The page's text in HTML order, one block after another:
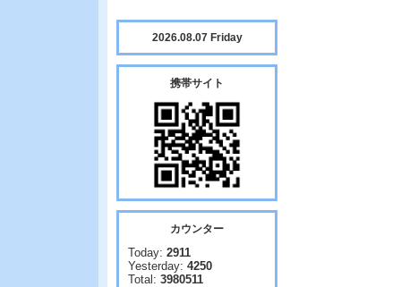
2026.08.07 Friday
携帯サイト
カウンター
Today: 2911
Yesterday: 4250
Total: 3980511